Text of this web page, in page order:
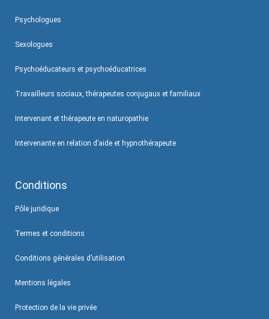
Psychologues
Sexologues
Psychoéducateurs et psychoéducatrices
Travailleurs sociaux, thérapeutes conjugaux et familiaux
Intervenant et thérapeute en naturopathie
Intervenante en relation d’aide et hypnothérapeute
Conditions
Pôle juridique
Termes et conditions
Conditions générales d’utilisation
Mentions légales
Protection de la vie privée